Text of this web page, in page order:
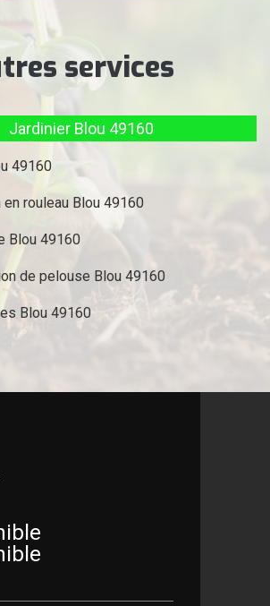
services
Jardinier Blou 49160
49160
rouleau Blou 49160
Blou 49160
de pelouse Blou 49160
Blou 49160